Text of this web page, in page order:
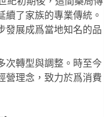
續了家族的專業傳統。
發展成爲當地知名的品
次轉型與調整。時至今
營理念，致力於爲消費